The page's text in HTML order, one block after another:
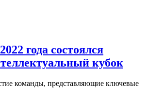
года состоялся
кубок
команды, представляющие ключевые